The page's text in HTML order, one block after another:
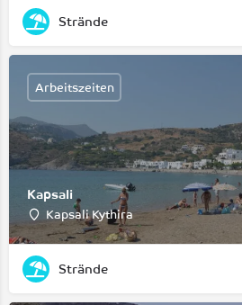
Strände
Kapsali
Kapsali Kythira
Arbeitszeiten
Strände